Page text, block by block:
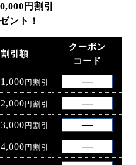
円割引
ント！
割引額
クーポン
コード
1,000 円割引
2,000 円割引
3,000 円割引
4,000 円割引